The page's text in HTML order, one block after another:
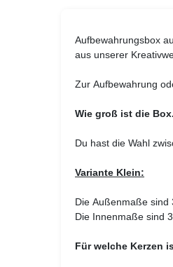
Aufbewahrungsbox
aus unserer
Zur Aufbewahrung
Wie groß ist die
Du hast die Wahl
Variante Klein:
Die Außenmaße sind
Die Innenmaße sind
Für welche Kerzen